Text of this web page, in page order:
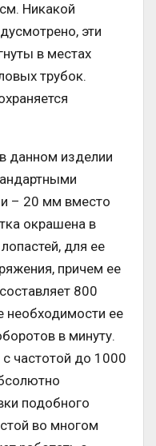
Никакой
эти
в местах
трубок.
данном изделии
– 20 мм вместо
окрашена в
для ее
причем ее
800
необходимости ее
в минуту.
с частотой до 1000
подобного
во многом